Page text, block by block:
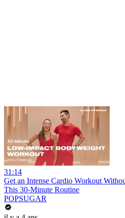
31:14
Get an Intense Cardio Workout
This 30-Minute Routine
POPSUGAR